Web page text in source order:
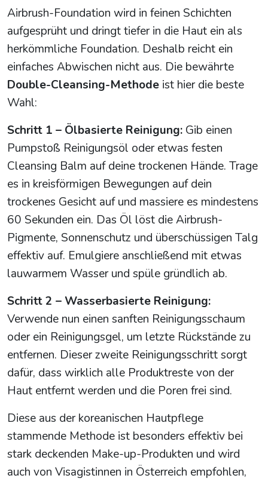
Airbrush-Foundation wird in feinen Schichten
aufgesprüht und dringt tiefer in die Haut ein als
herkömmliche Foundation. Deshalb reicht ein
einfaches Abwischen nicht aus. Die bewährte
Double-Cleansing-Methode ist hier die beste
Wahl:
Schritt 1 – Ölbasierte Reinigung: Gib einen
Pumpstoß Reinigungsöl oder etwas festen
Cleansing Balm auf deine trockenen Hände. Trage
es in kreisförmigen Bewegungen auf dein
trockenes Gesicht auf und massiere es mindestens
60 Sekunden ein. Das Öl löst die Airbrush-
Pigmente, Sonnenschutz und überschüssigen Talg
effektiv auf. Emulgiere anschließend mit etwas
lauwarmem Wasser und spüle gründlich ab.
Schritt 2 – Wasserbasierte Reinigung:
Verwende nun einen sanften Reinigungsschaum
oder ein Reinigungsgel, um letzte Rückstände zu
entfernen. Dieser zweite Reinigungsschritt sorgt
dafür, dass wirklich alle Produktreste von der
Haut entfernt werden und die Poren frei sind.
Diese aus der koreanischen Hautpflege
stammende Methode ist besonders effektiv bei
stark deckenden Make-up-Produkten und wird
auch von Visagistinnen in Österreich empfohlen,